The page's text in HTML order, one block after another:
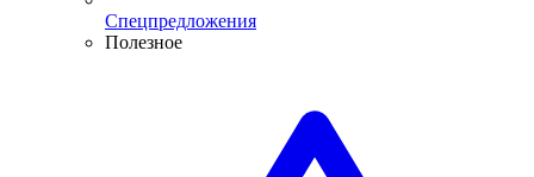
Спецпредложения
Полезное